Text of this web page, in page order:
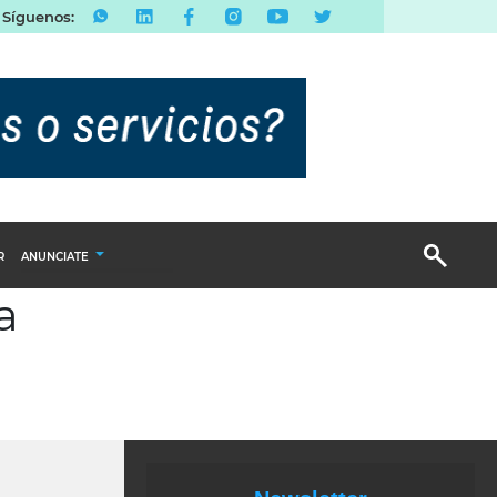
Síguenos:
ANUNCIATE